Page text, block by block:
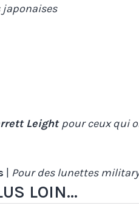
japonaises
Leight pour ceux qui
Pour des lunettes
LOIN…